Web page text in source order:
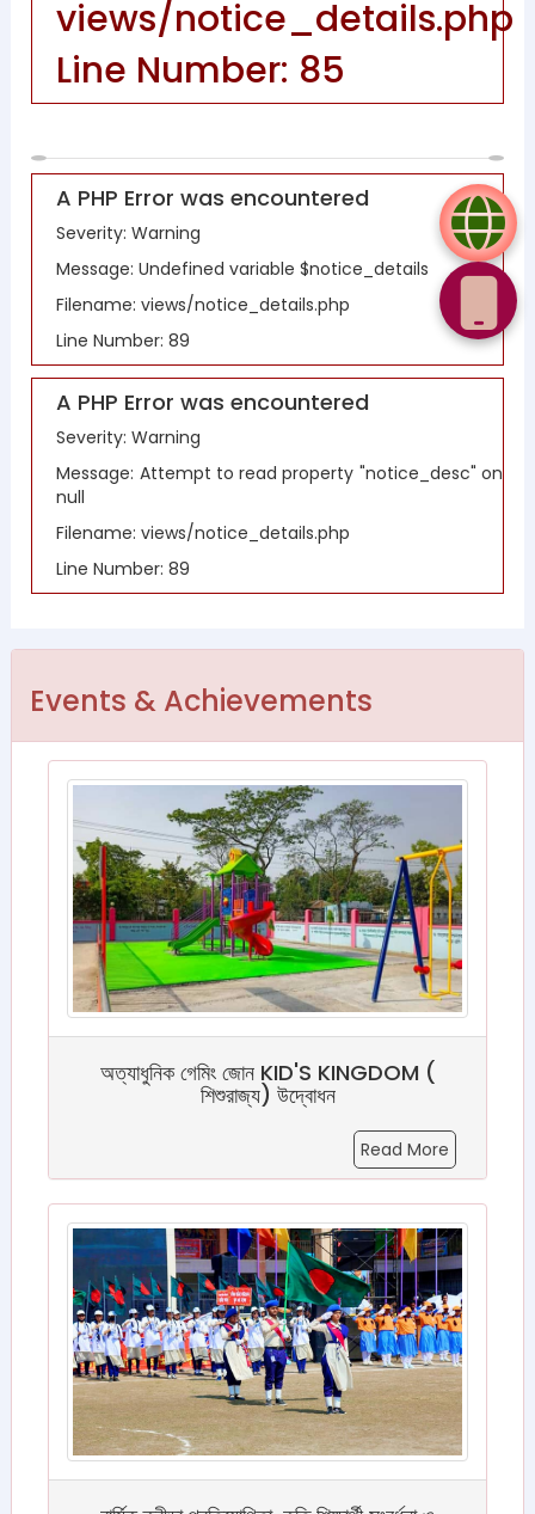
views/notice_details.php
Line Number: 85
A PHP Error was encountered
Severity: Warning
Message: Undefined variable $notice_details
Filename: views/notice_details.php
Line Number: 89
A PHP Error was encountered
Severity: Warning
Message: Attempt to read property "notice_desc" on
null
Filename: views/notice_details.php
Line Number: 89
Events & Achievements
অত্যাধুনিক গেমিং জোন KID'S KINGDOM (
শিশুরাজ্য) উদ্বোধন
Read More